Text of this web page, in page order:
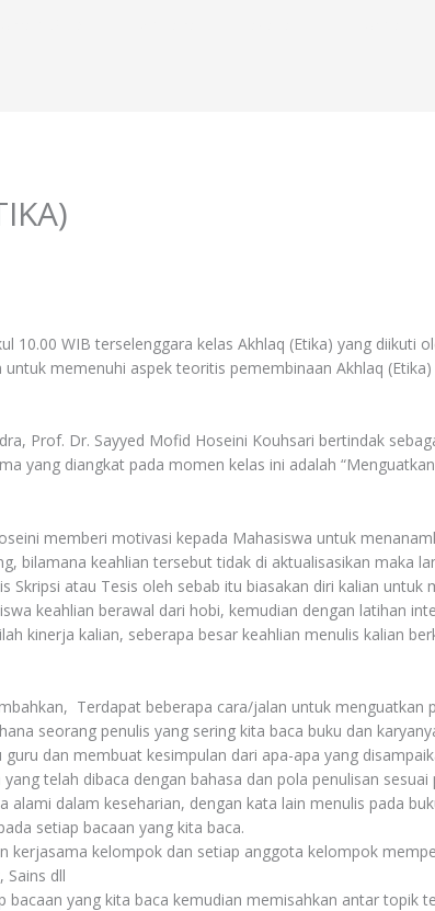
10.00 WIB terselenggara kelas Akhlaq (Etika) yang diikuti
memenuhi aspek teoritis pemembinaan Akhlaq (Etika)
Prof. Dr. Sayyed Mofid Hoseini Kouhsari bertindak
yang diangkat pada momen kelas ini adalah “Menguatkan
memberi motivasi kepada Mahasiswa untuk
bilamana keahlian tersebut tidak di aktualisasikan maka
Skripsi atau Tesis oleh sebab itu biasakan diri kalian untuk
keahlian berawal dari hobi, kemudian dengan latihan
kinerja kalian, seberapa besar keahlian menulis kalian
Terdapat beberapa cara/jalan untuk menguatkan
seorang penulis yang sering kita baca buku dan
dan membuat kesimpulan dari apa-apa yang
telah dibaca dengan bahasa dan pola penulisan
alami dalam keseharian, dengan kata lain menulis pada
setiap bacaan yang kita baca.
kerjasama kelompok dan setiap anggota kelompok
Sains dll
bacaan yang kita baca kemudian memisahkan antar topik